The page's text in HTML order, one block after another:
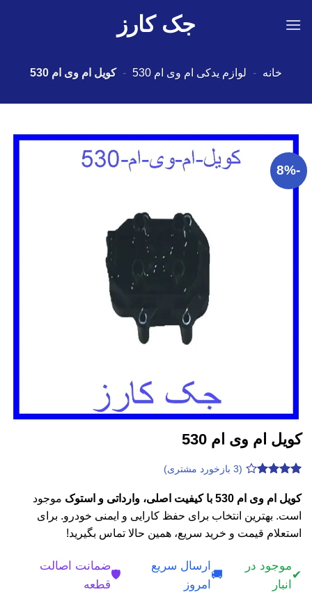
جک کارز
خانه - لوازم یدکی ام وی ام 530 - کویل ام وی ام 530
-8%
کویل ام وی ام 530
3.93
از
امتیازدهی
مشتری
(
3بازخورد مشتری)
کویل ام وی ام 530 با کیفیت اصلی، وارداتی و استوک
موجود
است. بهترین انتخاب برای حفظ کارایی و ایمنی خودرو. برای
استعلام قیمت و خرید سریع، همین حالا تماس بگیرید!
✔
موجود در
انبار
🚚
ارسال سریع
امروز
🛡️
ضمانت اصالت
قطعه